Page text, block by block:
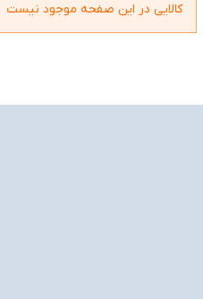
کالایی در این صفحه موجود نیست